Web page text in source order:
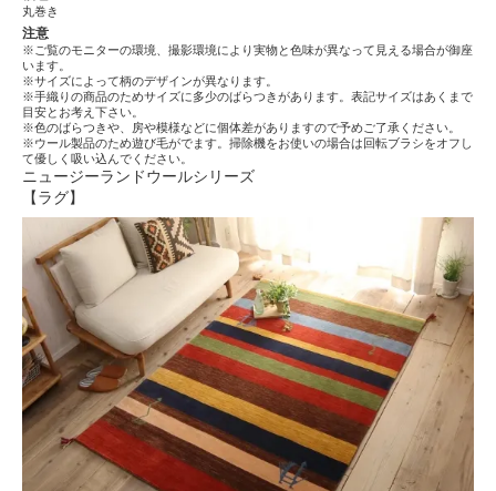
丸巻き
注意
※ご覧のモニターの環境、撮影環境により実物と色味が異なって見える場合が御座
います。
※サイズによって柄のデザインが異なります。
※手織りの商品のためサイズに多少のばらつきがあります。表記サイズはあくまで
目安とお考え下さい。
※色のばらつきや、房や模様などに個体差がありますので予めご了承ください。
※ウール製品のため遊び毛がでます。掃除機をお使いの場合は回転ブラシをオフし
て優しく吸い込んでください。
ニュージーランドウールシリーズ
【ラグ】